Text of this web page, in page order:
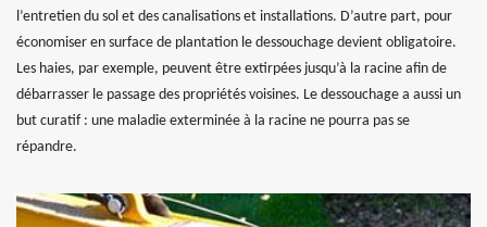
l’entretien du sol et des canalisations et installations. D’autre part, pour
économiser en surface de plantation le dessouchage devient obligatoire.
Les haies, par exemple, peuvent être extirpées jusqu’à la racine afin de
débarrasser le passage des propriétés voisines. Le dessouchage a aussi un
but curatif : une maladie exterminée à la racine ne pourra pas se
répandre.